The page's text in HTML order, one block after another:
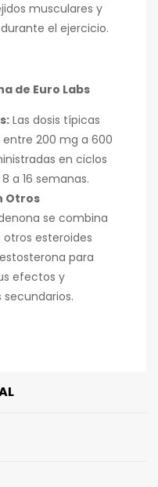
musculares y
el ejercicio.
de Euro Labs
Las dosis típicas
200 mg a 600
en ciclos
a 16 semanas.
Otros
se combina
esteroides
para
efectos y